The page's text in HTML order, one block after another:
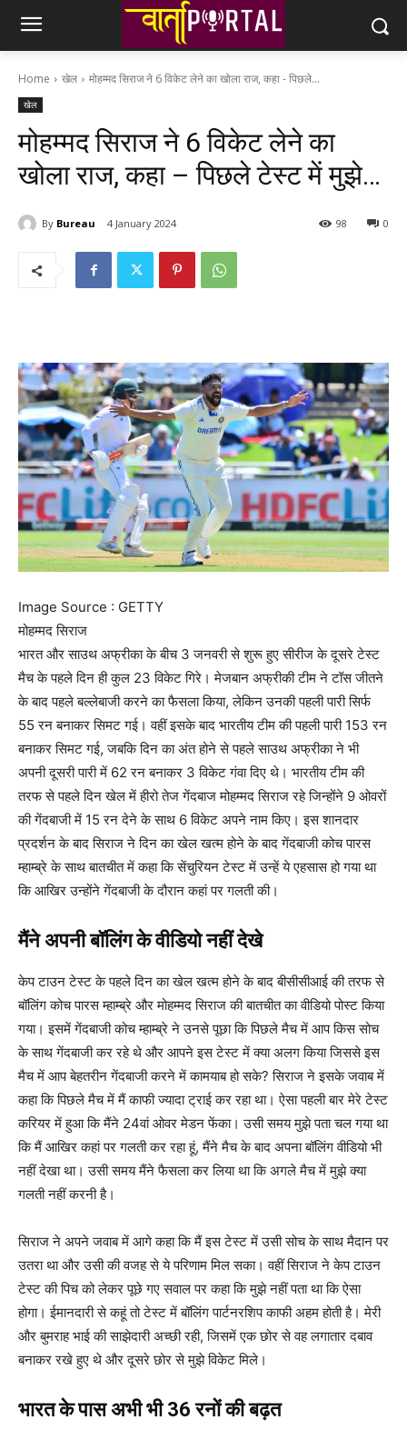
Home खेल मोहम्मद सिराज ने 6 विकेट लेने का खोला राज, कहा - पिछले...
खेल
मोहम्मद सिराज ने 6 विकेट लेने का
खोला राज, कहा – पिछले टेस्ट में मुझे…
By Bureau 4 January 2024 0
98
Image Source : GETTY
मोहम्मद सिराज
भारत और साउथ अफ्रीका के बीच 3 जनवरी से शुरू हुए सीरीज के दूसरे टेस्ट
मैच के पहले दिन ही कुल 23 विकेट गिरे। मेजबान अफ्रीकी टीम ने टॉस जीतने
के बाद पहले बल्लेबाजी करने का फैसला किया, लेकिन उनकी पहली पारी सिर्फ
55 रन बनाकर सिमट गई। वहीं इसके बाद भारतीय टीम की पहली पारी 153 रन
बनाकर सिमट गई, जबकि दिन का अंत होने से पहले साउथ अफ्रीका ने भी
अपनी दूसरी पारी में 62 रन बनाकर 3 विकेट गंवा दिए थे। भारतीय टीम की
तरफ से पहले दिन खेल में हीरो तेज गेंदबाज मोहम्मद सिराज रहे जिन्होंने 9 ओवरों
की गेंदबाजी में 15 रन देने के साथ 6 विकेट अपने नाम किए। इस शानदार
प्रदर्शन के बाद सिराज ने दिन का खेल खत्म होने के बाद गेंदबाजी कोच पारस
म्हाम्ब्रे के साथ बातचीत में कहा कि सेंचुरियन टेस्ट में उन्हें ये एहसास हो गया था
कि आखिर उन्होंने गेंदबाजी के दौरान कहां पर गलती की।
मैंने अपनी बॉलिंग के वीडियो नहीं देखे
केप टाउन टेस्ट के पहले दिन का खेल खत्म होने के बाद बीसीसीआई की तरफ से
बॉलिंग कोच पारस म्हाम्ब्रे और मोहम्मद सिराज की बातचीत का वीडियो पोस्ट किया
गया। इसमें गेंदबाजी कोच म्हाम्ब्रे ने उनसे पूछा कि पिछले मैच में आप किस सोच
के साथ गेंदबाजी कर रहे थे और आपने इस टेस्ट में क्या अलग किया जिससे इस
मैच में आप बेहतरीन गेंदबाजी करने में कामयाब हो सके? सिराज ने इसके जवाब में
कहा कि पिछले मैच में मैं काफी ज्यादा ट्राई कर रहा था। ऐसा पहली बार मेरे टेस्ट
करियर में हुआ कि मैंने 24वां ओवर मेडन फेंका। उसी समय मुझे पता चल गया था
कि मैं आखिर कहां पर गलती कर रहा हूं, मैंने मैच के बाद अपना बॉलिंग वीडियो भी
नहीं देखा था। उसी समय मैंने फैसला कर लिया था कि अगले मैच में मुझे क्या
गलती नहीं करनी है।
सिराज ने अपने जवाब में आगे कहा कि मैं इस टेस्ट में उसी सोच के साथ मैदान पर
उतरा था और उसी की वजह से ये परिणाम मिल सका। वहीं सिराज ने केप टाउन
टेस्ट की पिच को लेकर पूछे गए सवाल पर कहा कि मुझे नहीं पता था कि ऐसा
होगा। ईमानदारी से कहूं तो टेस्ट में बॉलिंग पार्टनरशिप काफी अहम होती है। मेरी
और बुमराह भाई की साझेदारी अच्छी रही, जिसमें एक छोर से वह लगातार दबाव
बनाकर रखे हुए थे और दूसरे छोर से मुझे विकेट मिले।
भारत के पास अभी भी 36 रनों की बढ़त